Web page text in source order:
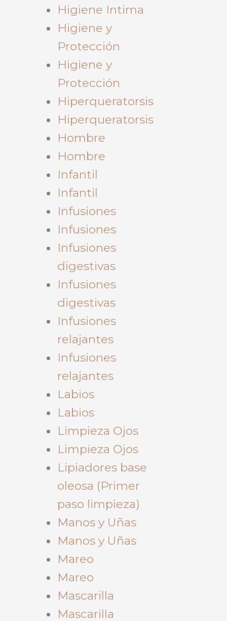
Higiene Intima
Higiene y
Protección
Higiene y
Protección
Hiperqueratorsis
Hiperqueratorsis
Hombre
Hombre
Infantil
Infantil
Infusiones
Infusiones
Infusiones
digestivas
Infusiones
digestivas
Infusiones
relajantes
Infusiones
relajantes
Labios
Labios
Limpieza Ojos
Limpieza Ojos
Lipiadores base
oleosa (Primer
paso limpieza)
Manos y Uñas
Manos y Uñas
Mareo
Mareo
Mascarilla
Mascarilla